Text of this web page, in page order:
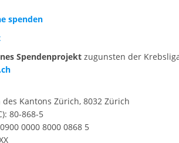
spenden
Spendenprojekt zugunsten der
Kantons Zürich, 8032 Zürich
80-868-5
0000 8000 0868 5